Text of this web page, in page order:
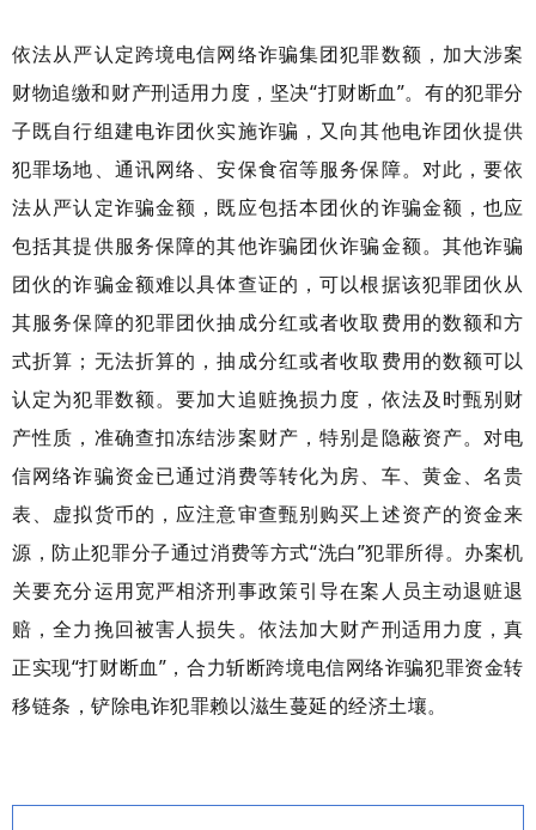
依法从严认定跨境电信网络诈骗集团犯罪数额，加大涉案
财物追缴和财产刑适用力度，坚决“打财断血”。有的犯罪分
子既自行组建电诈团伙实施诈骗，又向其他电诈团伙提供
犯罪场地、通讯网络、安保食宿等服务保障。对此，要依
法从严认定诈骗金额，既应包括本团伙的诈骗金额，也应
包括其提供服务保障的其他诈骗团伙诈骗金额。其他诈骗
团伙的诈骗金额难以具体查证的，可以根据该犯罪团伙从
其服务保障的犯罪团伙抽成分红或者收取费用的数额和方
式折算；无法折算的，抽成分红或者收取费用的数额可以
认定为犯罪数额。要加大追赃挽损力度，依法及时甄别财
产性质，准确查扣冻结涉案财产，特别是隐蔽资产。对电
信网络诈骗资金已通过消费等转化为房、车、黄金、名贵
表、虚拟货币的，应注意审查甄别购买上述资产的资金来
源，防止犯罪分子通过消费等方式“洗白”犯罪所得。办案机
关要充分运用宽严相济刑事政策引导在案人员主动退赃退
赔，全力挽回被害人损失。依法加大财产刑适用力度，真
正实现“打财断血”，合力斩断跨境电信网络诈骗犯罪资金转
移链条，铲除电诈犯罪赖以滋生蔓延的经济土壤。